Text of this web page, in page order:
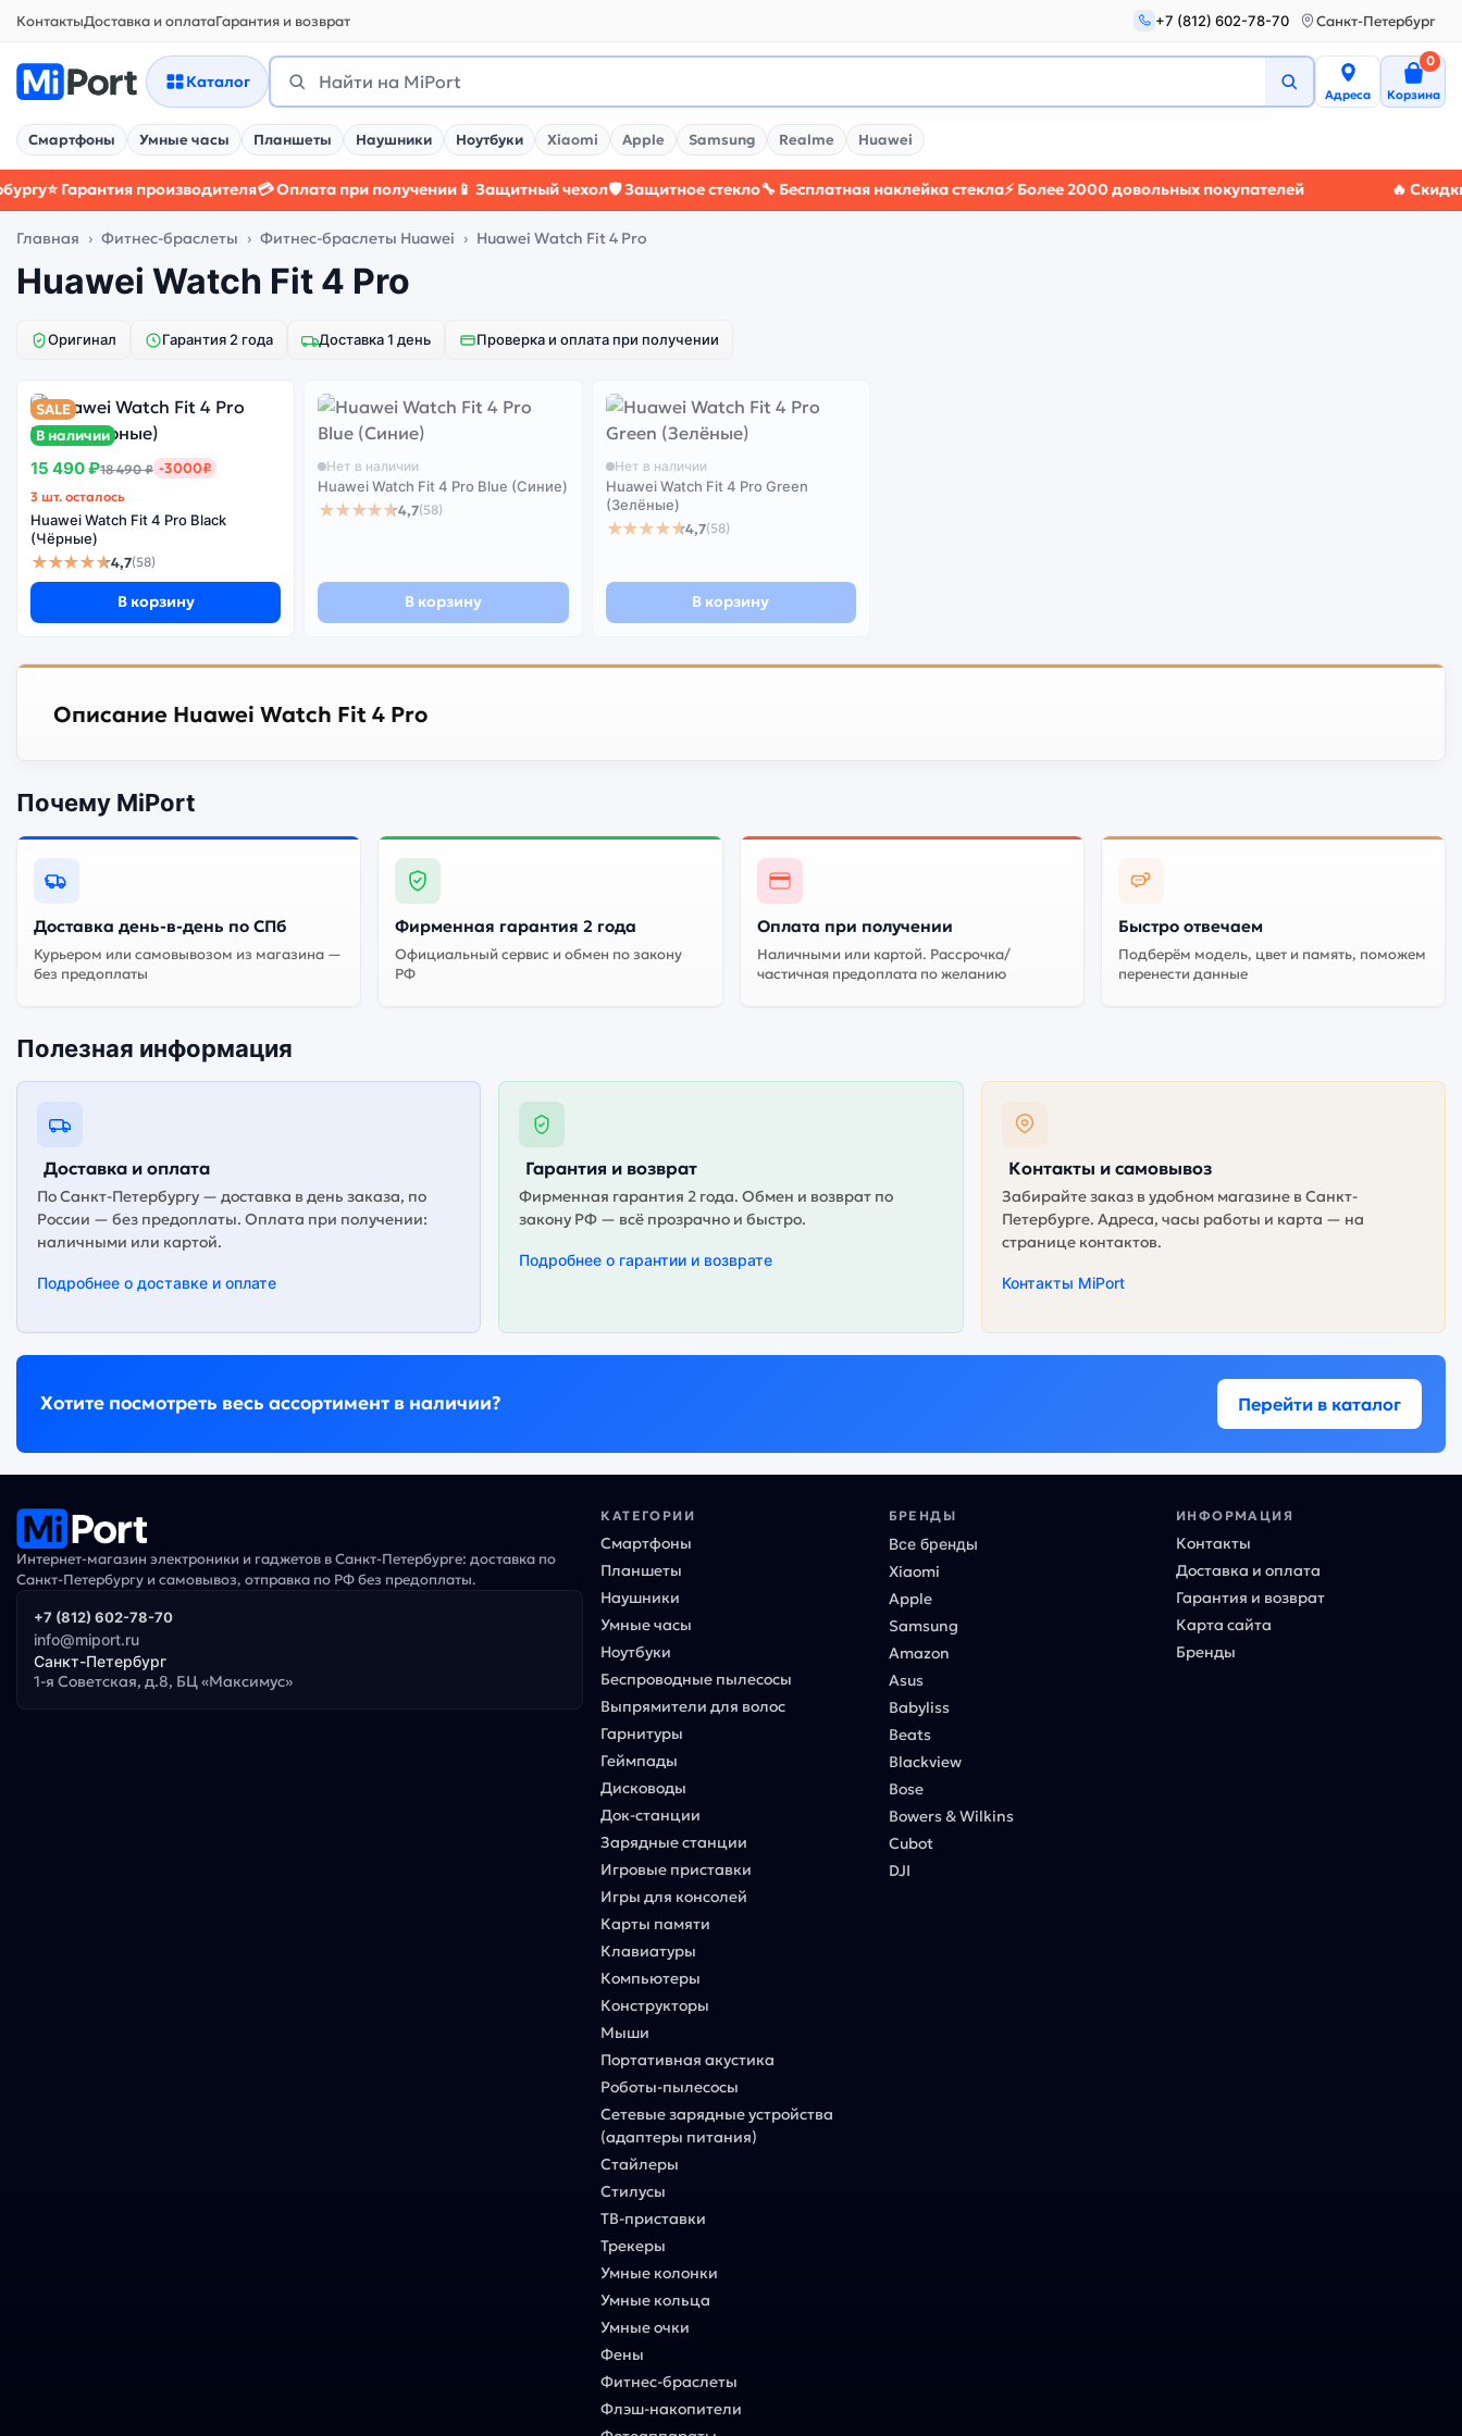
КонтактыДоставка и оплатаГарантия и возврат +7 (812) 602-78-70 Санкт-Петербург
Каталог
Поиск
Найти
Адреса Корзина
0
Смартфоны Умные часы Планшеты Наушники Ноутбуки Xiaomi Apple Samsung Realme Huawei
⭐ Гарантия производителя💳 Оплата при получении📱 Защитный чехол🛡️ Защитное стекло🔧 Бесплатная наклейка стекла⚡ Более 2000 довольных покупателей 🔥 Скидки до
Главная Фитнес-браслеты Фитнес-браслеты Huawei Huawei Watch Fit 4 Pro
Huawei Watch Fit 4 Pro
Оригинал Гарантия 2 года Доставка 1 день Проверка и оплата при получении
SALE
В наличии
15 490 ₽18 490 ₽ -3000₽
3 шт. осталось
Huawei Watch Fit 4 Pro Black
(Чёрные)
★★★★★4,7(58)
В корзину
Нет в наличии
Huawei Watch Fit 4 Pro Blue (Синие)
★★★★★4,7(58)
В корзину
Нет в наличии
Huawei Watch Fit 4 Pro Green
(Зелёные)
★★★★★4,7(58)
В корзину
Описание Huawei Watch Fit 4 Pro
Почему MiPort
Доставка день-в-день по СПб
Курьером или самовывозом из магазина —
без предоплаты
Фирменная гарантия 2 года
Официальный сервис и обмен по закону
РФ
Оплата при получении
Наличными или картой. Рассрочка/
частичная предоплата по желанию
Быстро отвечаем
Подберём модель, цвет и память, поможем
перенести данные
Полезная информация
Доставка и оплата
По Санкт-Петербургу — доставка в день заказа, по
России — без предоплаты. Оплата при получении:
наличными или картой.
Подробнее о доставке и оплате
Гарантия и возврат
Фирменная гарантия 2 года. Обмен и возврат по
закону РФ — всё прозрачно и быстро.
Подробнее о гарантии и возврате
Контакты и самовывоз
Забирайте заказ в удобном магазине в Санкт-
Петербурге. Адреса, часы работы и карта — на
странице контактов.
Контакты MiPort
Хотите посмотреть весь ассортимент в наличии? Перейти в каталог
Интернет-магазин электроники и гаджетов в Санкт-Петербурге: доставка по
Санкт-Петербургу и самовывоз, отправка по РФ без предоплаты.
+7 (812) 602-78-70
info@miport.ru
Санкт-Петербург
1-я Советская, д.8, БЦ «Максимус»
КАТЕГОРИИ
Смартфоны
Планшеты
Наушники
Умные часы
Ноутбуки
Беспроводные пылесосы
Выпрямители для волос
Гарнитуры
Геймпады
Дисководы
Док-станции
Зарядные станции
Игровые приставки
Игры для консолей
Карты памяти
Клавиатуры
Компьютеры
Конструкторы
Мыши
Портативная акустика
Роботы-пылесосы
Сетевые зарядные устройства
(адаптеры питания)
Стайлеры
Стилусы
ТВ-приставки
Трекеры
Умные колонки
Умные кольца
Умные очки
Фены
Фитнес-браслеты
Флэш-накопители
БРЕНДЫ
Все бренды
Xiaomi
Apple
Samsung
Amazon
Asus
Babyliss
Beats
Blackview
Bose
Bowers & Wilkins
Cubot
DJI
ИНФОРМАЦИЯ
Контакты
Доставка и оплата
Гарантия и возврат
Карта сайта
Бренды